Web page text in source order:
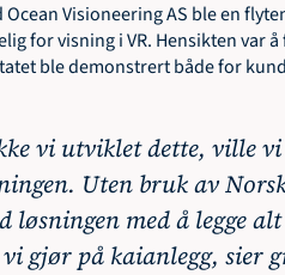
Ocean Visioneering AS ble en
for visning i VR. Hensikten var
ble demonstrert både for
vi utviklet dette, ville
Uten bruk av
løsningen med å legge
gjør på kaianlegg, sier